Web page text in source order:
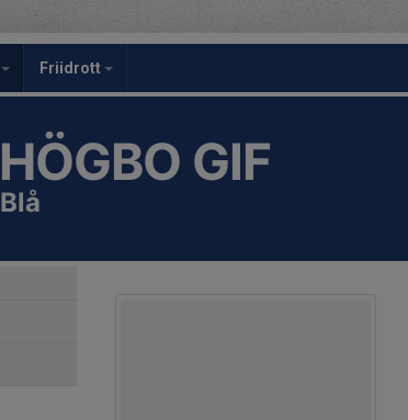
Friidrott
HÖGBO GIF
Blå